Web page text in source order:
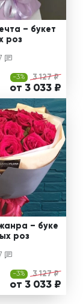
– букет
роз
-3% 3 127 ₽
от 3 033 ₽
– буке
роз
-3% 3 127 ₽
от 3 033 ₽